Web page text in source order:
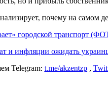
почему на самом
городской транспорт
и инфляции ожидать
Telegram: t.me/akzentzp ,